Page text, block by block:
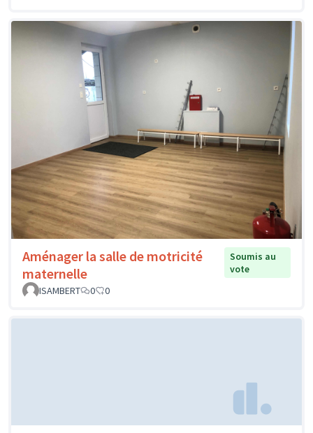
Aménager la salle de motricité
maternelle
Soumis au
vote
ISAMBERT
0 0